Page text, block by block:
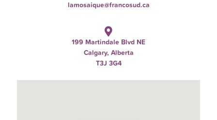
lamosaique@francosud.ca
199 Martindale Blvd NE
Calgary, Alberta
T3J 3G4